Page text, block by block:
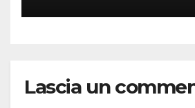
Lascia un